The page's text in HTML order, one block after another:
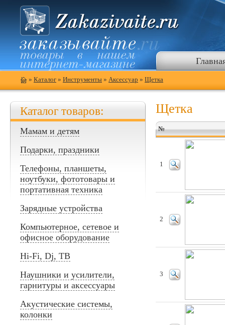
» Каталог » Инструменты » Аксессуар » Щетка
Каталог товаров:
Мамам и детям
Подарки, праздники
Телефоны, планшеты,
ноутбуки, фототовары и
портативная техника
Зарядные устройства
Компьютерное, сетевое и
офисное оборудование
Hi-Fi, Dj, ТВ
Наушники и усилители,
гарнитуры и аксессуары
Акустические системы,
колонки
Щетка
№
1
2
3